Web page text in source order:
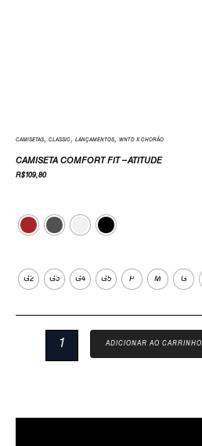
CAMISETAS, CLASSIC, LANÇAMENTOS, WNTD X CHORÃO
CAMISETA COMFORT FIT – ATITUDE
R$109,80
G2 G3 G4 G5 P M G
ADICIONAR AO CARRINHO